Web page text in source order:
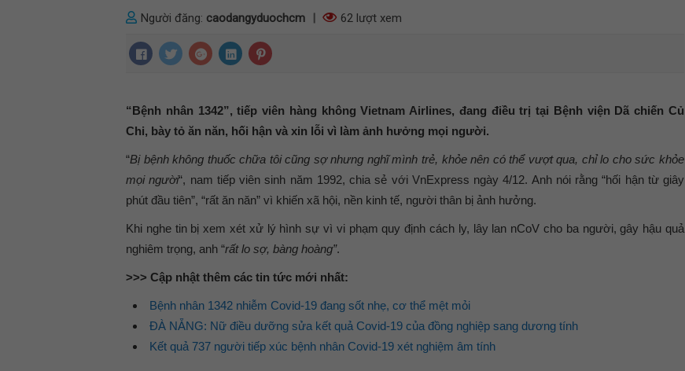
Người đăng: caodangyduochcm 62 lượt xem
“Bệnh nhân 1342”, tiếp viên hàng không Vietnam Airlines, đang điều trị tại Bệnh viện Dã chiến Củ
Chi, bày tỏ ăn năn, hối hận và xin lỗi vì làm ảnh hưởng mọi người.
“Bị bệnh không thuốc chữa tôi cũng sợ nhưng nghĩ mình trẻ, khỏe nên có thể vượt qua, chỉ lo cho sức khỏe
mọi người“, nam tiếp viên sinh năm 1992, chia sẻ với VnExpress ngày 4/12. Anh nói rằng “hối hận từ giây
phút đầu tiên”, “rất ăn năn” vì khiến xã hội, nền kinh tế, người thân bị ảnh hưởng.
Khi nghe tin bị xem xét xử lý hình sự vì vi phạm quy định cách ly, lây lan nCoV cho ba người, gây hậu quả
nghiêm trọng, anh “rất lo sợ, bàng hoàng”.
>>> Cập nhật thêm các tin tức mới nhất:
Bệnh nhân 1342 nhiễm Covid-19 đang sốt nhẹ, cơ thể mệt mỏi
ĐÀ NẴNG: Nữ điều dưỡng sửa kết quả Covid-19 của đồng nghiệp sang dương tính
Kết quả 737 người tiếp xúc bệnh nhân Covid-19 xét nghiệm âm tính